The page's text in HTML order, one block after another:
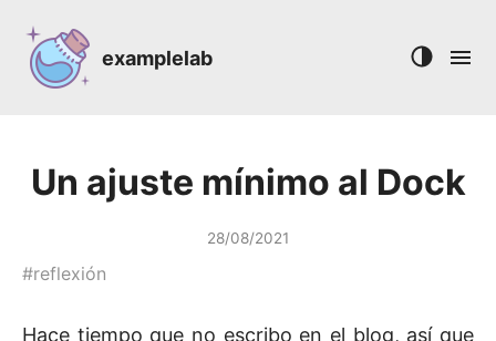
examplelab
Un ajuste mínimo al Dock
28/08/2021
#reflexión
Hace tiempo que no escribo en el blog, así que